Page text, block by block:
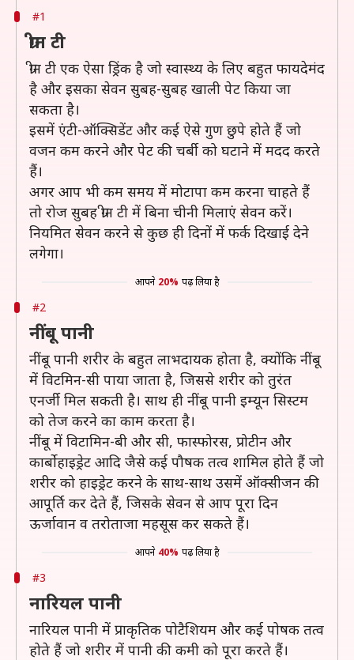
#1
ग्रीन टी
ग्रीन टी एक ऐसा ड्रिंक है जो स्वास्थ्य के लिए बहुत फायदेमंद
है और इसका सेवन सुबह-सुबह खाली पेट किया जा
सकता है।
इसमें एंटी-ऑक्सिडेंट और कई ऐसे गुण छुपे होते हैं जो
वजन कम करने और पेट की चर्बी को घटाने में मदद करते
हैं।
अगर आप भी कम समय में मोटापा कम करना चाहते हैं
तो रोज सुबह ग्रीन टी में बिना चीनी मिलाएं सेवन करें।
नियमित सेवन करने से कुछ ही दिनों में फर्क दिखाई देने
लगेगा।
आपने 20% पढ़ लिया है
#2
नींबू पानी
नींबू पानी शरीर के बहुत लाभदायक होता है, क्योंकि नींबू
में विटमिन-सी पाया जाता है, जिससे शरीर को तुरंत
एनर्जी मिल सकती है। साथ ही नींबू पानी इम्यून सिस्टम
को तेज करने का काम करता है।
नींबू में विटामिन-बी और सी, फास्फोरस, प्रोटीन और
कार्बोहाइड्रेट आदि जैसे कई पौषक तत्व शामिल होते हैं जो
शरीर को हाइड्रेट करने के साथ-साथ उसमें ऑक्सीजन की
आपूर्ति कर देते हैं, जिसके सेवन से आप पूरा दिन
ऊर्जावान व तरोताजा महसूस कर सकते हैं।
आपने 40% पढ़ लिया है
#3
नारियल पानी
नारियल पानी में प्राकृतिक पोटैशियम और कई पोषक तत्व
होते हैं जो शरीर में पानी की कमी को पूरा करते हैं।